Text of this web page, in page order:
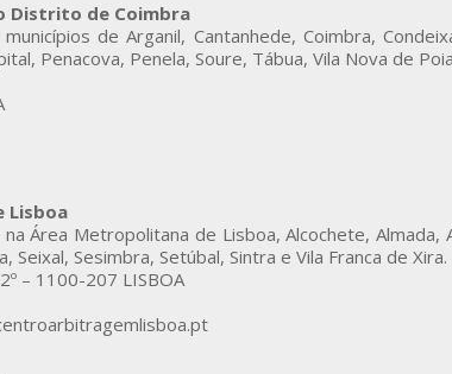
Distrito de Coimbra
de Arganil, Cantanhede, Coimbra,
Penacova, Penela, Soure, Tábua, Vila Nova de
Lisboa
Área Metropolitana de Lisboa, Alcochete, Almada,
Sesimbra, Setúbal, Sintra e Vila Franca de Xira.
– 1100-207 LISBOA